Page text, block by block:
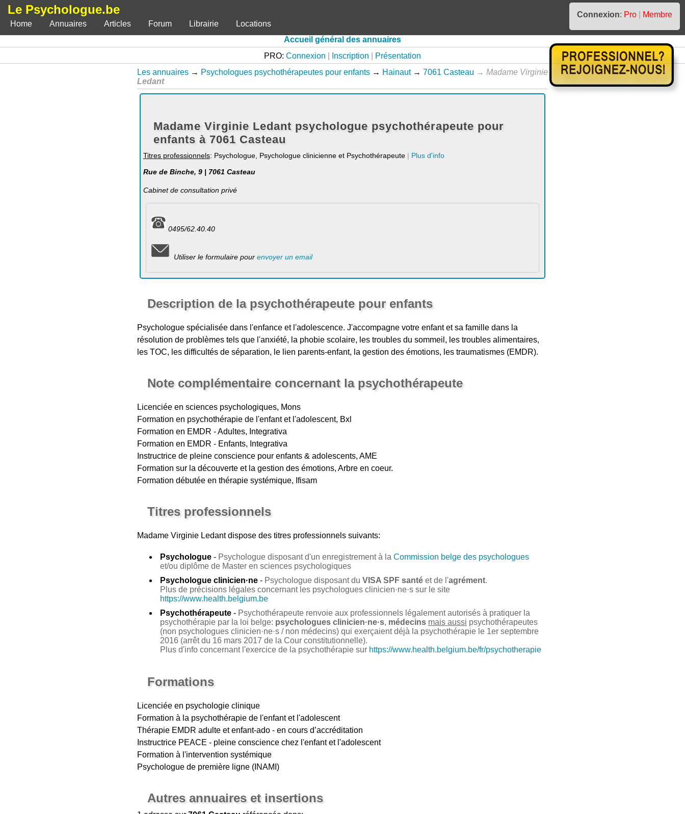
Le Psychologue.be Connexion: Pro
Membre
Home
Annuaires Articles Forum Librairie
Locations
Accueil général des annuaires
PRO: Connexion Inscription
Présentation
Les annuaires → Psychologues psychothérapeutes pour enfants → Hainaut → 7061 Casteau → Madame Virginie
Ledant
Madame Virginie Ledant psychologue psychothérapeute pour
enfants à 7061 Casteau
Titres professionnels: Psychologue, Psychologue clinicienne et Psychothérapeute | Plus d'info
Rue de Binche, 9 | 7061 Casteau
Cabinet de consultation privé
0495/62.40.40
Utiliser le formulaire pourenvoyer un email
Description de la psychothérapeute pour enfants
Psychologue spécialisée dans l'enfance et l'adolescence. J'accompagne votre enfant et sa famille dans la
résolution de problèmes tels que l'anxiété, la phobie scolaire, les troubles du sommeil, les troubles alimentaires,
les TOC, les difficultés de séparation, le lien parents-enfant, la gestion des émotions, les traumatismes (EMDR).
Note complémentaire concernant la psychothérapeute
Licenciée en sciences psychologiques, Mons
Formation en psychothérapie de l'enfant et l'adolescent, Bxl
Formation en EMDR - Adultes, Integrativa
Formation en EMDR - Enfants, Integrativa
Instructrice de pleine conscience pour enfants & adolescents, AME
Formation sur la découverte et la gestion des émotions, Arbre en coeur.
Formation débutée en thérapie systémique, Ifisam
Titres professionnels
Madame Virginie Ledantdispose des titres professionnels suivants:
Psychologue- Psychologue disposant d'un enregistrement à la Commission belge des psychologues
et/ou diplôme de Master en sciences psychologiques
Psychologue clinicien·ne- Psychologue disposant du VISA SPF santéet de l'agrément.
Plus de précisions légales concernant les psychologues clinicien·ne·s sur le site
https://www.health.belgium.be
Psychothérapeute- Psychothérapeute renvoie aux professionnels légalement autorisés à pratiquer la
psychothérapie par la loi belge: psychologues clinicien·ne·s, médecins mais aussi psychothérapeutes
(non psychologues clinicien·ne·s / non médecins) qui exerçaient déjà la psychothérapie le 1er septembre
2016 (arrêt du 16 mars 2017 de la Cour constitutionnelle).
Plus d'info concernant l'exercice de la psychothérapie sur https://www.health.belgium.be/fr/psychotherapie
Formations
Licenciée en psychologie clinique
Formation à la psychothérapie de l'enfant et l'adolescent
Thérapie EMDR adulte et enfant-ado - en cours d’accréditation
Instructrice PEACE - pleine conscience chez l'enfant et l'adolescent
Formation à l'intervention systémique
Psychologue de première ligne (INAMI)
Autres annuaires et insertions